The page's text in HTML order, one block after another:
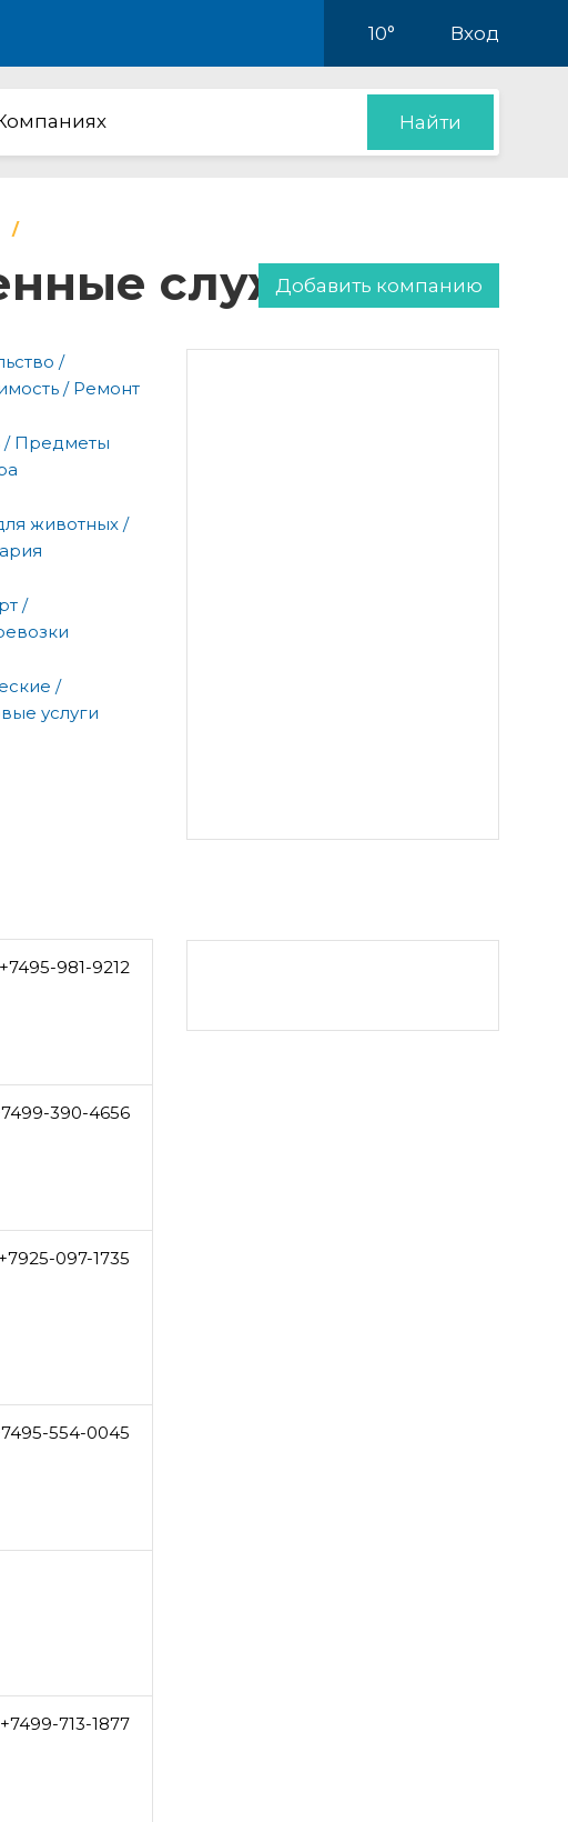
10° Вход
Найти
службыДобавить компанию
/
/ Ремонт
/ Предметы
животных /
/
/
услуги
+7495-981-9212
390-4656
+7925-097-1735
554-0045
+7499-713-1877